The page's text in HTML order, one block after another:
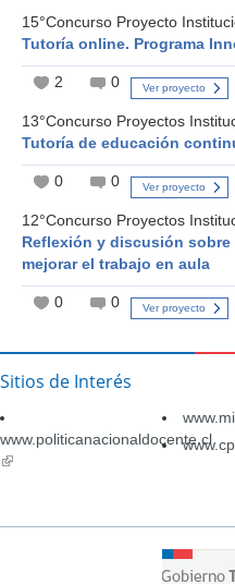
15°Concurso Proyecto
Tutoría online. Programa
2 0 Ver proyecto
13°Concurso Proyectos
Tutoría de educación
0 0 Ver proyecto
12°Concurso Proyectos
Reflexión y discusión
mejorar el trabajo en aula
0 0 Ver proyecto
Sitios de Interés
www.politicanacionaldocente.cl
(link